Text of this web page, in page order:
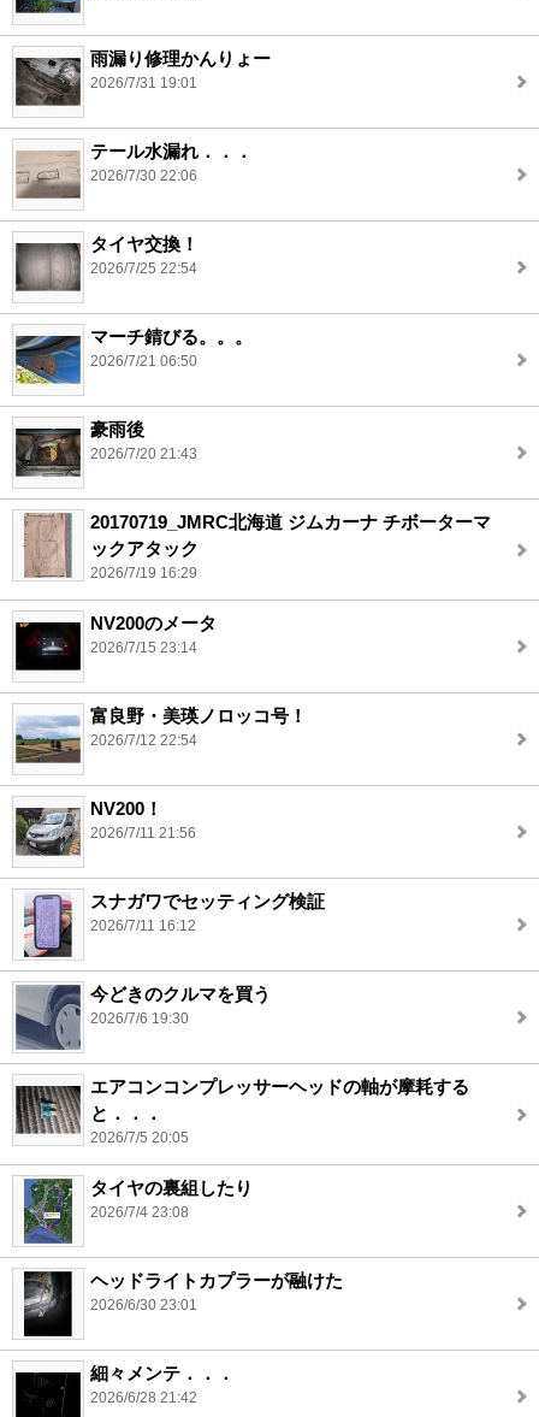
雨漏り修理かんりょー
2026/7/31 19:01
テール水漏れ．．．
2026/7/30 22:06
タイヤ交換！
2026/7/25 22:54
マーチ錆びる。。。
2026/7/21 06:50
豪雨後
2026/7/20 21:43
20170719_JMRC北海道 ジムカーナ チボーターマ
ックアタック
2026/7/19 16:29
NV200のメータ
2026/7/15 23:14
富良野・美瑛ノロッコ号！
2026/7/12 22:54
NV200！
2026/7/11 21:56
スナガワでセッティング検証
2026/7/11 16:12
今どきのクルマを買う
2026/7/6 19:30
エアコンコンプレッサーヘッドの軸が摩耗する
と．．．
2026/7/5 20:05
タイヤの裏組したり
2026/7/4 23:08
ヘッドライトカプラーが融けた
2026/6/30 23:01
細々メンテ．．．
2026/6/28 21:42